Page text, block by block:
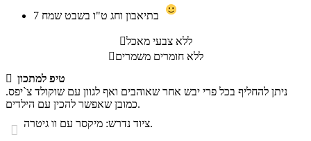
7
ללא צבעי מאכל
ללא חומרים משמרים
 טיפ למתכון
ניתן להחליף בכל פרי יבש אחר שאוהבים ואף לגוון עם שוקולד צ`יפס.
כמובן שאפשר להכין עם הילדים.
 ציוד נדרש: מיקסר עם וו גיטרה.